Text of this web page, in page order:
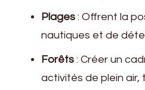
Plages : Offrent la
nautiques et de
Forêts : Créer un
activités de plein air,